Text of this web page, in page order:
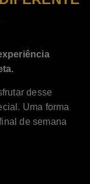
desse
Uma forma
de semana